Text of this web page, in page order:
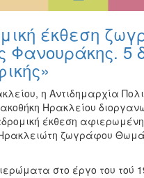
έκθεση
5
η Αντιδημαρχία
Ηρακλείου
έκθεση αφιερωμένη
ζωγράφου
στο έργο του τού